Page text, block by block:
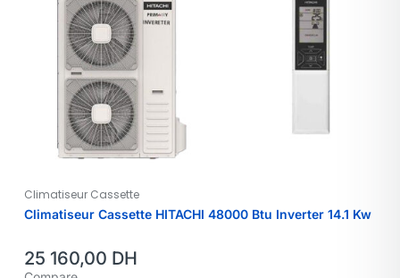
Climatiseur Cassette
Climatiseur Cassette HITACHI 48000 Btu Inverter 14.1 Kw
25 160,00 DH